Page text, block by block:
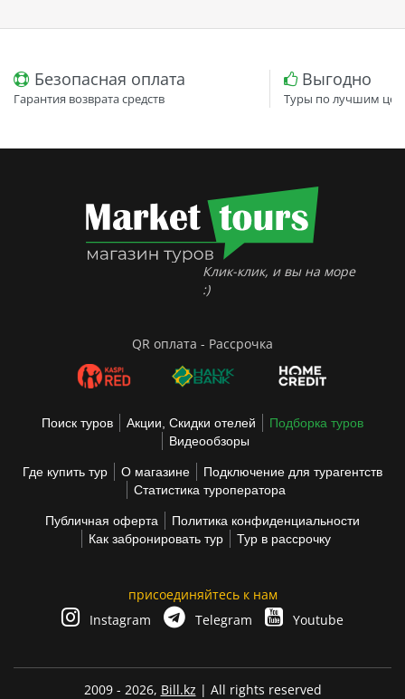
Безопасная оплата
Гарантия возврата средств
Выгодно
Туры по лучшим
Клик-клик, и вы на море
:)
QR оплата - Рассрочка
Поиск туров Акции, Скидки отелей
Подборка туров
Видеообзоры
Где купить тур О магазине
Подключение для турагентств
Статистика туроператора
Публичная оферта
Политика конфиденциальности
Как забронировать тур
Тур в рассрочку
присоединяйтесь к нам
Instagram
Telegram Youtube
2009 - 2026, Bill.kz | All rights reserved